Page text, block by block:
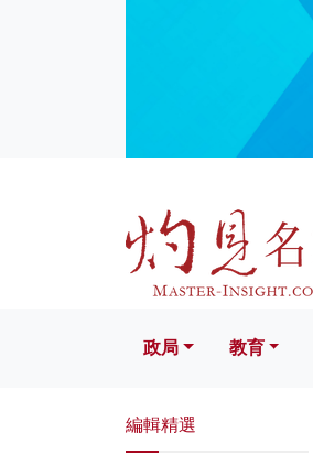
文化
政局 教育
編輯精選